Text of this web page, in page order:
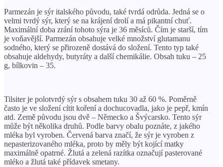
Parmezán je sýr italského původu, také tvrdá odrůda. Jedná se o
velmi tvrdý sýr, který se na krájení drolí a má pikantní chuť.
Maximální doba zrání tohoto sýra je 36 měsíců. Čím je starší, tím
je voňavější. Parmezán obsahuje velké množství glutamanu
sodného, ​​který se přirozeně dostává do složení. Tento typ také
obsahuje aldehydy, butyráty a další chemikálie. Obsah tuku – 25
g, bílkovin – 35.
Tilsiter je polotvrdý sýr s obsahem tuku 30 až 60 %. Poměrně
často je ve složení cítit koření a dochucovadla, jako je pepř, kmín
atd. Země původu jsou dvě – Německo a Švýcarsko. Tento sýr
může být několika druhů. Podle barvy obalu poznáte, z jakého
mléka byl vyroben. Červená barva značí, že sýr je vyroben z
nepasterizovaného mléka, proto by měly být kojící matky
maximálně opatrné. Žlutá a zelená razítka označují pasterované
mléko a žlutá také přídavek smetany.